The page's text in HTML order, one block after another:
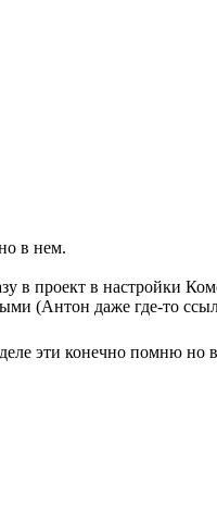
в нем.
в проект в настройки
(Антон даже где-то
эти конечно помню но